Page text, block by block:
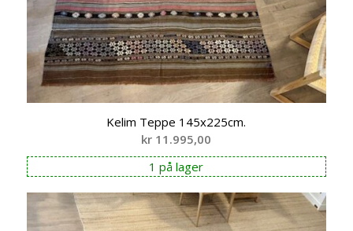
Kelim Teppe 145x225cm.
kr 11.995,00
1 på lager